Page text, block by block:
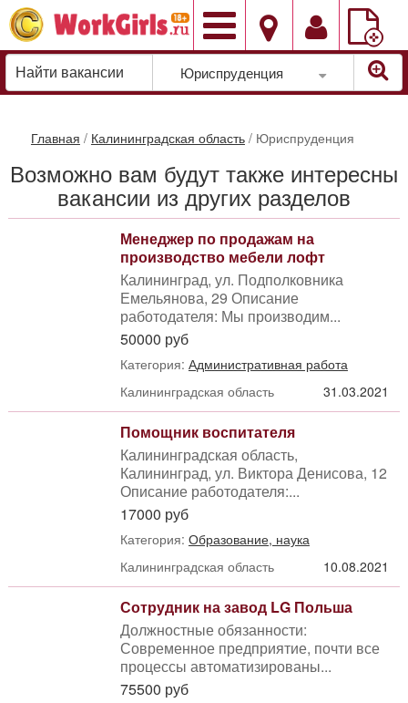
Добавить
вакансию
Юриспруденция
Главная / Калининградская область / Юриспруденция
Возможно вам будут также интересны
вакансии из других разделов
Менеджер по продажам на
производство мебели лофт
Калининград, ул. Подполковника
Емельянова, 29 Описание
работодателя: Мы производим...
50000 руб
Категория: Административная работа
Калининградская область
31.03.2021
Помощник воспитателя
Калининградская область,
Калининград, ул. Виктора Денисова, 12
Описание работодателя:...
17000 руб
Категория: Образование, наука
Калининградская область
10.08.2021
Сотрудник на завод LG Польша
Должностные обязанности:
Современное предприятие, почти все
процессы автоматизированы...
75500 руб